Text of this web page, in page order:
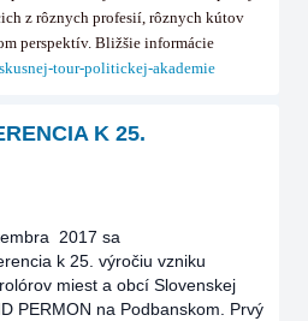
z rôznych profesií, rôznych kútov
perspektív. Bližšie informácie
tour-politickej-akademie
K 25.
2017 sa
k 25. výročiu vzniku
miest a obcí Slovenskej
PERMON na Podbanskom. Prvý